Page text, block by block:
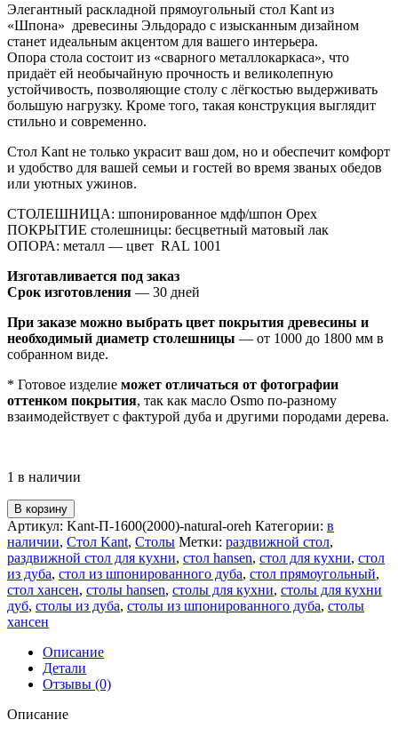
Элегантный раскладной прямоугольный стол Kant из
«Шпона» древесины Эльдорадо с изысканным дизайном
станет идеальным акцентом для вашего интерьера.
Опора стола состоит из «сварного металлокаркаса», что
придаёт ей необычайную прочность и великолепную
устойчивость, позволяющие столу с лёгкостью выдерживать
большую нагрузку. Кроме того, такая конструкция выглядит
стильно и современно.
Стол Kant не только украсит ваш дом, но и обеспечит комфорт
и удобство для вашей семьи и гостей во время званых обедов
или уютных ужинов.
СТОЛЕШНИЦА: шпонированное мдф/шпон Орех
ПОКРЫТИЕ столешницы: бесцветный матовый лак
ОПОРА: металл — цвет RAL 1001
Изготавливается под заказ
Срок изготовления — 30 дней
При заказе можно выбрать цвет покрытия древесины и
необходимый диаметр столешницы — от 1000 до 1800 мм в
собранном виде.
* Готовое изделие может отличаться от фотографии
оттенком покрытия, так как масло Osmo по-разному
взаимодействует с фактурой дуба и другими породами дерева.
1 в наличии
В корзину
Артикул: Kant-П-1600(2000)-natural-oreh Категории: в
наличии, Стол Kant, Столы Метки: раздвижной стол,
раздвижной стол для кухни, стол hansen, стол для кухни, стол
из дуба, стол из шпонированного дуба, стол прямоугольный,
стол хансен, столы hansen, столы для кухни, столы для кухни
дуб, столы из дуба, столы из шпонированного дуба, столы
хансен
Описание
Детали
Отзывы (0)
Описание